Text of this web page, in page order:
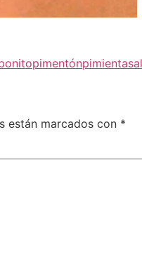
pimentónpimientasal
están marcados con *